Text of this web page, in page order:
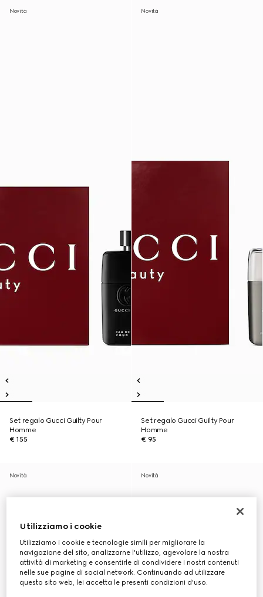
Novità
Set regalo Gucci Guilty Pour
Homme
€ 155
Novità
Set regalo Gucci Guilty Pour
Homme
€ 95
Novità Novità
Utilizziamo i cookie
Utilizziamo i cookie e tecnologie simili per migliorare la
navigazione del sito, analizzarne l'utilizzo, agevolare la nostra
attività di marketing e consentirle di condividere i nostri contenuti
nelle sue pagine di social network. Continuando ad utilizzare
questo sito web, lei accetta le presenti condizioni d'uso.